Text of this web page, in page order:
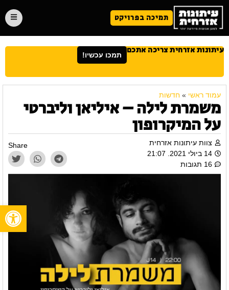
תמיכה בפרויקט
עיתונות אזרחית צריכה אתכם תמכו עכשיו!
עמוד ראשי » חדשות
משמרת לילה – איליאן וליברטי
על המיקרופון
צוות עיתונות אזרחית
14 ביולי 2021. 21:07
16 תגובות
Share